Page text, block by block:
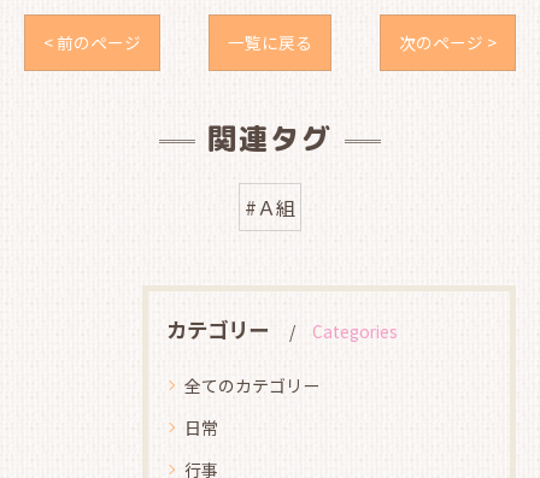
< 前のページ 一覧に戻る 次のページ >
関連タグ
#Ａ組
カテゴリー Categories
全てのカテゴリー
日常
行事